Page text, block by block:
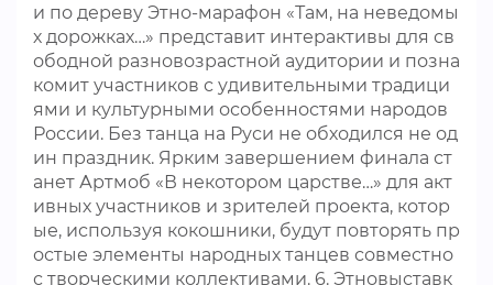
и по дереву Этно-марафон «Там, на неведомы
х дорожках…» представит интерактивы для св
ободной разновозрастной аудитории и позна
комит участников с удивительными традици
ями и культурными особенностями народов
России. Без танца на Руси не обходился не од
ин праздник. Ярким завершением финала ст
анет Артмоб «В некотором царстве…» для акт
ивных участников и зрителей проекта, котор
ые, используя кокошники, будут повторять пр
остые элементы народных танцев совместно
с творческими коллективами. 6. Этновыставк